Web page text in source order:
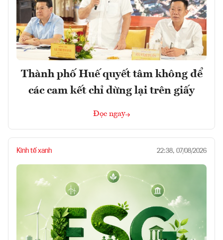
Thành phố Huế quyết tâm không để
các cam kết chỉ dừng lại trên giấy
Đọc ngay
Kinh tế xanh 22:38, 07/08/2026